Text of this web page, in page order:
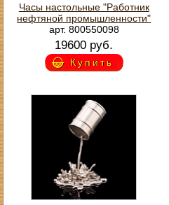
Часы настольные "Работник
нефтяной промышленности"
арт. 800550098
19600 руб.
Купить